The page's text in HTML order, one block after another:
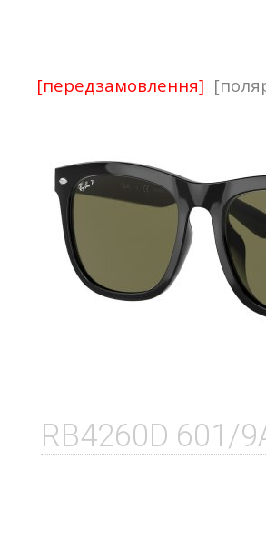
RB4260D 601/
[передзамовлення]